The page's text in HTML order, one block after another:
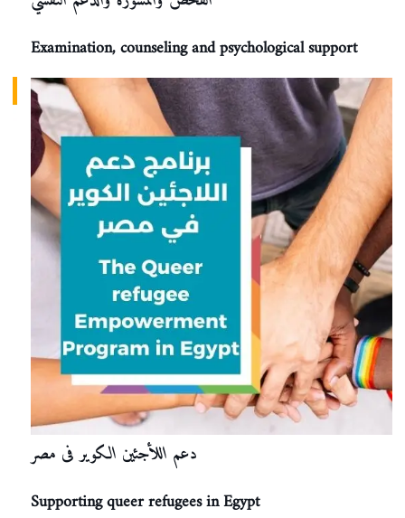
Examination, counseling and psychological support
دعم اللأجئين الكوير فى مصر
Supporting queer refugees in Egypt